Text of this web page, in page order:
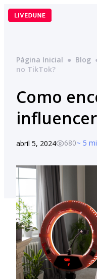
Pular
para
Página Inicial ● Blog
no TikTok?
Como
abril 5, 2024 680~ 5